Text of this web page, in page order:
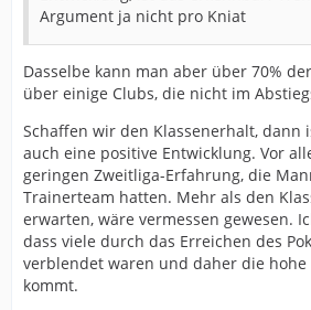
Argument ja nicht pro Kniat
Dasselbe kann man aber über 70%
über einige Clubs, die nicht im
Schaffen wir den Klassenerhalt, dann
auch eine positive Entwicklung. Vor
geringen Zweitliga-Erfahrung, die
Trainerteam hatten. Mehr als den
erwarten, wäre vermessen gewesen.
dass viele durch das Erreichen des
verblendet waren und daher die
kommt.